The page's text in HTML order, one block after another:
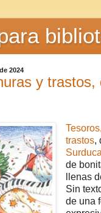
2024
y trastos,
trastos,
de
llenas
Sin
de una